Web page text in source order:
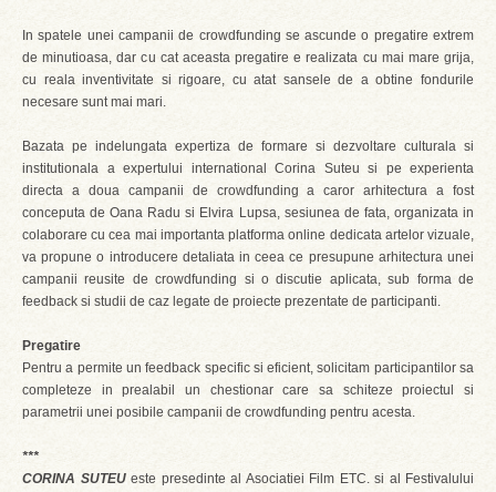
In spatele unei campanii de crowdfunding se ascunde o pregatire extrem
de minutioasa, dar cu cat aceasta pregatire e realizata cu mai mare grija,
cu reala inventivitate si rigoare, cu atat sansele de a obtine fondurile
necesare sunt mai mari.
Bazata pe indelungata expertiza de formare si dezvoltare culturala si
institutionala a expertului international Corina Suteu si pe experienta
directa a doua campanii de crowdfunding a caror arhitectura a fost
conceputa de Oana Radu si Elvira Lupsa, sesiunea de fata, organizata in
colaborare cu cea mai importanta platforma online dedicata artelor vizuale,
va propune o introducere detaliata in ceea ce presupune arhitectura unei
campanii reusite de crowdfunding si o discutie aplicata, sub forma de
feedback si studii de caz legate de proiecte prezentate de participanti.
Pregatire
Pentru a permite un feedback specific si eficient, solicitam participantilor sa
completeze in prealabil un chestionar care sa schiteze proiectul si
parametrii unei posibile campanii de crowdfunding pentru acesta.
***
CORINA SUTEUeste presedinte al Asociatiei Film ETC. si al Festivalului